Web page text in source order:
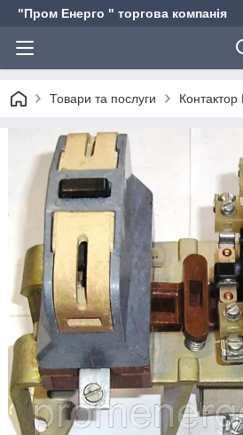
"Пром Енерго " торгова компанія
Товари та послуги